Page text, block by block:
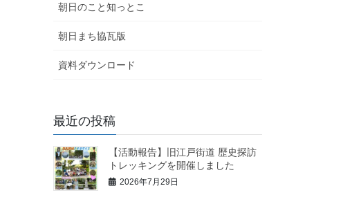
朝日のこと知っとこ
朝日まち協瓦版
資料ダウンロード
最近の投稿
【活動報告】旧江戸街道 歴史探訪
トレッキングを開催しました
2026年7月29日